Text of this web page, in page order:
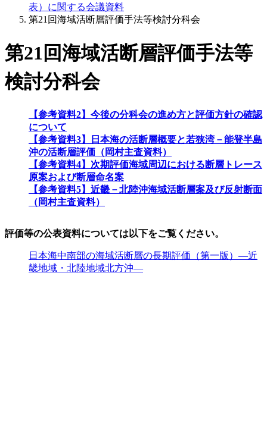
表）に関する会議資料
第21回海域活断層評価手法等検討分科会
第21回海域活断層評価手法等
検討分科会
【参考資料2】今後の分科会の進め方と評価方針の確認
について
【参考資料3】日本海の活断層概要と若狭湾－能登半島
沖の活断層評価（岡村主査資料）
【参考資料4】次期評価海域周辺における断層トレース
原案および断層命名案
【参考資料5】近畿－北陸沖海域活断層案及び反射断面
（岡村主査資料）
評価等の公表資料については以下をご覧ください。
日本海中南部の海域活断層の長期評価（第一版）―近
畿地域・北陸地域北方沖―